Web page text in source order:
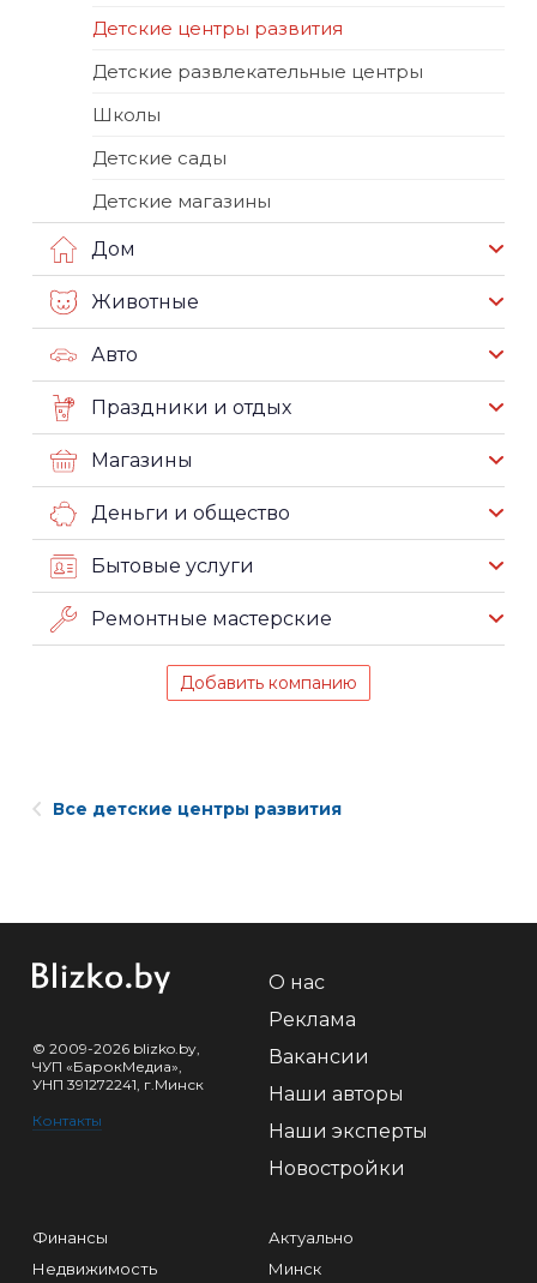
Детские центры развития
Детские развлекательные центры
Школы
Детские сады
Детские магазины
Дом
Животные
Авто
Праздники и отдых
Магазины
Деньги и общество
Бытовые услуги
Ремонтные мастерские
Добавить компанию
Все детские центры развития
© 2009-2026 blizko.by,
ЧУП «БарокМедиа»,
УНП 391272241, г.Минск
Контакты
О нас
Реклама
Вакансии
Наши авторы
Наши эксперты
Новостройки
Финансы
Недвижимость
Актуально
Минск